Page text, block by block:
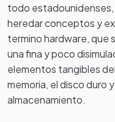
todo
heredar conceptos y
termino hardware, que
una fina y poco
elementos tangibles
memoria, el disco duro
almacenamiento.